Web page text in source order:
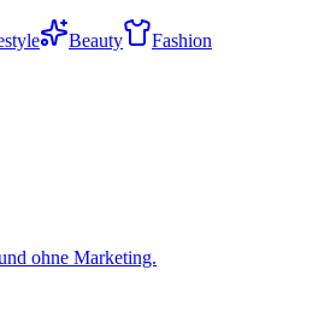
Beauty
Fashion
ohne Marketing.